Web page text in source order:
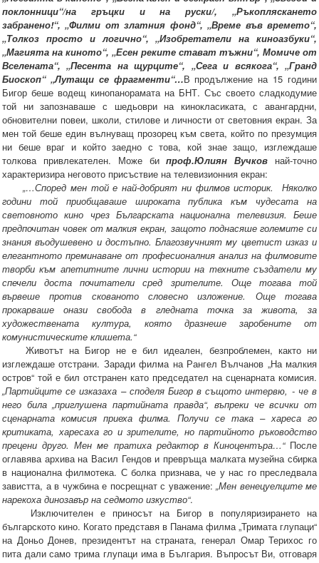
поклонници“/на гръцки и на руски/, „Ръкопляскането
забранено!“, „Филми от златния фонд“, „Време във времето“,
„Толкоз просто и логично“, „Изобретатели на киноазбуки“,
„Магията на киното“, „Есен реките стават тъжни“, Момиче от
Вселената“, „Песента на щурците“, „Сега и всякога“, „Гранд
Биоскоп“ „Лутащи се фрагменти“…В продължение на 15 години
Бигор беше водещ кинопанорамата на БНТ. Със своето сладкодумие
той ни запознаваше с шедьоври на кинокласиката, с авангардни,
обновителни повеи, школи, стилове и личности от световния екран. За
мен той беше един вълнуващ прозорец към света, който по презумция
ни беше враг и който заедно с това, кой знае защо, изглеждаше
толкова привлекателен. Може бипроф.Юлиян Вучков най-точно
характеризира неговото присъствие на телевизионния екран:
„…Според мен той е най-добрият ни филмов историк. Няколко
години той приобщаваше широката публика към чудесата на
световното кино чрез Българската национална телевизия. Беше
предпочитан човек от малкия екран, защото поднасяше големите си
знания въодушевено и достъпно. Благозвучният му цветист изказ и
елегантното преминаване от професионалния анализ на филмовите
творби към апетитните лични истории на техните създатели му
спечели доста почитатели сред зрителите. Още тогава той
вървеше против скованото словесно изложение. Още тогава
прокарваше онази свобода в гледната точка за живота, за
художествената култура, която дразнеше заробените от
комунистическите клишета.“
Животът на Бигор не е бил идеален, безпроблемен, както ни
изглеждаше отстрани. Заради филма на Рангел Вълчанов „На малкия
остров“ той е бил отстранен като председател на сценарната комисия.
„Партийците се изказаха – споделя Бигор в същото интервю, - че в
него била „приглушена партийната правда“, въпреки че всички от
сценарната комисия приеха филма. Получи се така – хареса го
критиката, харесаха го и зрителите, но партийното ръководство
прецени друго. Мен ме пратиха редактор в Киноцентъра…“После
оглавява архива на Васил Гендов и превръща малката музейна сбирка
в национална филмотека. С болка признава, че у нас го преследвала
завистта, а в чужбина е посрещнат с уважение: „Мен венецуелците ме
нарекоха динозавър на седмото изкуство“.
Изключителен е приносът на Бигор в популяризирането на
българското кино. Когато представя в Панама филма „Тримата глупаци“
на Доньо Донев, президентът на страната, генерал Омар Терихос го
пита дали само трима глупаци има в България. Въпросът Ви, отговаря